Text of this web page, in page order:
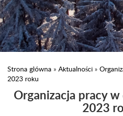
Strona główna » Aktualności »
2023 roku
Organizacja pracy
2023